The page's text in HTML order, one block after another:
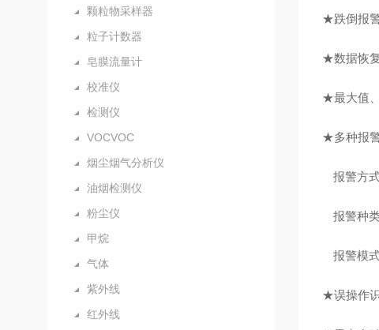
颗粒物采样器
粒子计数器
皂膜流量计
校准仪
检测仪
VOCVOC
烟尘烟气分析仪
油烟检测仪
粉尘仪
甲烷
气体
紫外线
红外线
★跌倒报
★数据恢
★最大值、
★多种报
报警方
报警种
报警模
★误操作